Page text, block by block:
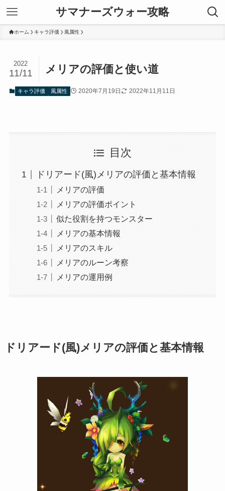
サマナーズウォー攻略
ホーム キャラ評価 風属性
メリアの評価と使い道
2022
11/11
キャラ評価 風属性 2020年7月19日 2022年11月11日
目次
ドリアード(風)メリアの評価と基本情報
メリアの評価
メリアの評価ポイント
似た役割を持つモンスター
メリアの基本情報
メリアのスキル
メリアのルーン考察
メリアの運用例
ドリアード(風)メリアの評価と基本情報